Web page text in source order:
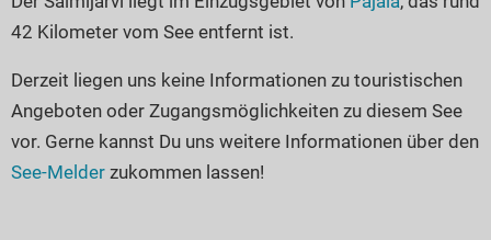
Glamping
Seen in Europa
Österreich
Schweiz
Frankreich
Niederlande
42 Kilometer vom See entfernt ist.
Derzeit liegen uns keine Informationen zu touristischen
Angeboten oder Zugangsmöglichkeiten zu diesem See
vor. Gerne kannst Du uns weitere Informationen über den
See-Melder zukommen lassen!